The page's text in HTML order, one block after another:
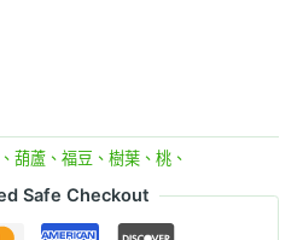
葫蘆、福豆、樹葉、桃、
Safe Checkout